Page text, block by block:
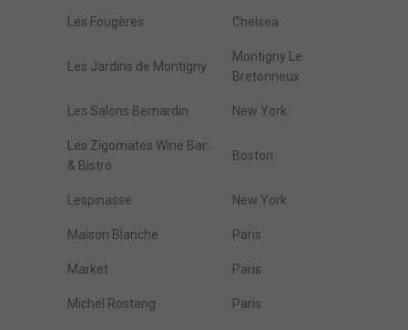
Les Fougères Chelsea
Les Jardins de Montigny
Montigny Le
Bretonneux
Les Salons Bernardin New York
Les Zigomates Wine Bar
& Bistro
Boston
Lespinasse New York
Maison Blanche Paris
Market Paris
Michel Rostang Paris